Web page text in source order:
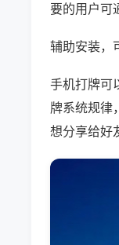
要的用户可
辅助安装，
手机打牌可
牌系统规律
想分享给好